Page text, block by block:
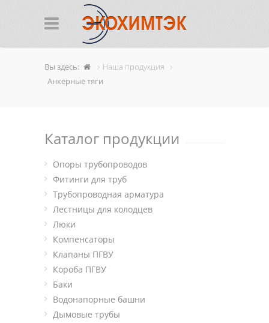
Вы здесь:
Наша продукция
Анкерные тяги
Каталог продукции
Опоры трубопроводов
Фитинги для труб
Трубопроводная арматура
Лестницы для колодцев
Люки
Компенсаторы
Клапаны ПГВУ
Короба ПГВУ
Баки
Водонапорные башни
Дымовые трубы